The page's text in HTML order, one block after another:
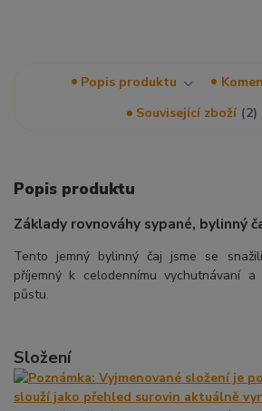
Popis produktu
Související zboží 2
Popis produktu
Základy rovnováhy sypané, bylinný
Tento jemný bylinný čaj jsme se
příjemný k celodennímu vychutnávaní
půstu.
Složení